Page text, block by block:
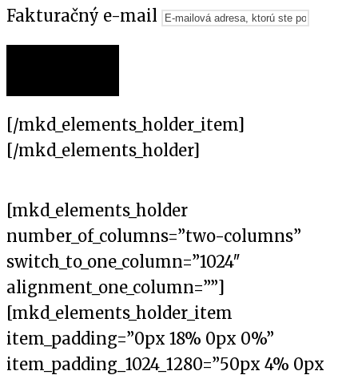
Fakturačný e-mail
[/mkd_elements_holder_item]
[/mkd_elements_holder]
[mkd_elements_holder
number_of_columns=”two-columns”
switch_to_one_column=”1024″
alignment_one_column=””]
[mkd_elements_holder_item
item_padding=”0px 18% 0px 0%”
item_padding_1024_1280=”50px 4% 0px